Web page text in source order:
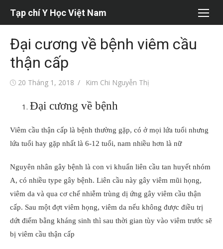
dung
Tạp chí Y Học Việt Nam
Đại cương về bệnh viêm cầu
thận cấp
Đăng20 Tháng 1, 2018
Tác
Kim Chi Nguyễn Thị
Đại cương về bệnh
Viêm cầu thận cấp là bệnh thường gặp, có ở mọi lứa tuổi nhưng
lứa tuổi hay gặp nhất là 6-12 tuổi, nam nhiều hơn là nữ
Nguyên nhân gây bệnh là con vi khuẩn liên cầu tan huyết nhóm
A, có nhiều type gây bệnh. Liên cầu này gây viêm mũi họng,
viêm da và qua cơ chế nhiễm trùng dị ứng gây viêm cầu thận
cấp. Sau một đợt viêm họng, viêm da nếu không được điều trị
dứt điểm bằng kháng sinh thì sau thời gian tùy vào viêm trước sẽ
bị viêm cầu thận cấp